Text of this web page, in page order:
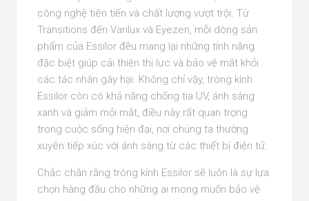
công nghệ tiên tiến và chất lượng vượt trội. Từ
Transitions đến Varilux và Eyezen, mỗi dòng sản
phẩm của Essilor đều mang lại những tính năng
đặc biệt giúp cải thiện thị lực và bảo vệ mắt khỏi
các tác nhân gây hại. Không chỉ vậy, tròng kính
Essilor còn có khả năng chống tia UV, ánh sáng
xanh và giảm mỏi mắt, điều này rất quan trọng
trong cuộc sống hiện đại, nơi chúng ta thường
xuyên tiếp xúc với ánh sáng từ các thiết bị điện tử.
Chắc chắn rằng tròng kính Essilor sẽ luôn là sự lựa
chọn hàng đầu cho những ai mong muốn bảo vệ